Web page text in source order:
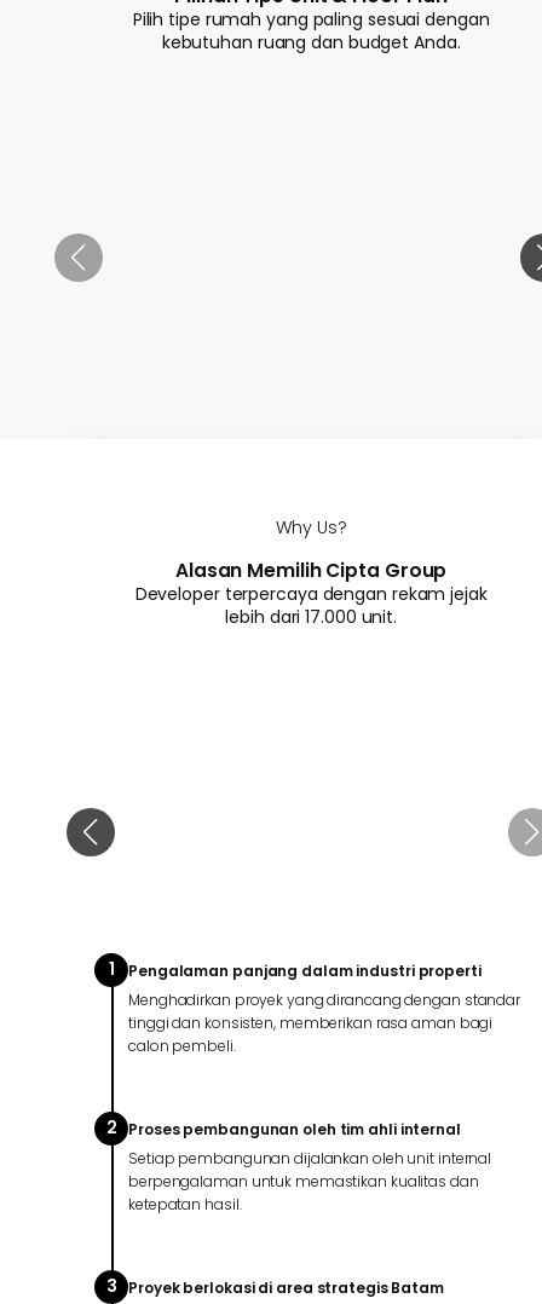
Pilih tipe rumah yang paling sesuai dengan
kebutuhan ruang dan budget Anda.
Why Us?
Alasan Memilih Cipta Group
Developer terpercaya dengan rekam jejak
lebih dari 17.000 unit.
1
Pengalaman panjang dalam industri properti
Menghadirkan proyek yang dirancang dengan standar
tinggi dan konsisten, memberikan rasa aman bagi
calon pembeli.
2
Proses pembangunan oleh tim ahli internal
Setiap pembangunan dijalankan oleh unit internal
berpengalaman untuk memastikan kualitas dan
ketepatan hasil.
3
Proyek berlokasi di area strategis Batam